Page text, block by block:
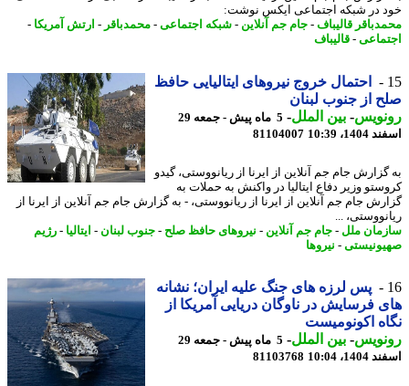
در شبکه اجتماعی ایکس نوشت:
قالیباف-جام جم آنلاین-شبکه اجتماعی-محمدباقر-ارتش آمریکا-
-قالیباف
احتمال خروج نیروهای ایتالیایی حافظ
از جنوب لبنان
-بین الملل-
5 ماه پیش - جمعه 29
10:39
81104007
جام جم آنلاین از ایرنا از ریانووستی، گیدو
وزیر دفاع ایتالیا در واکنش به حملات به
جام جم آنلاین از ایرنا از ریانووستی، - به گزارش جام جم آنلاین از ایرنا از
...
ملل -جام جم آنلاین-نیروهای حافظ صلح -جنوب لبنان-ایتالیا -رژیم
-نیروها
پس لرزه های جنگ علیه ایران؛ نشانه
فرسایش در ناوگان دریایی آمریکا از
اکونومیست
-بین الملل-
5 ماه پیش - جمعه 29
10:04
81103768